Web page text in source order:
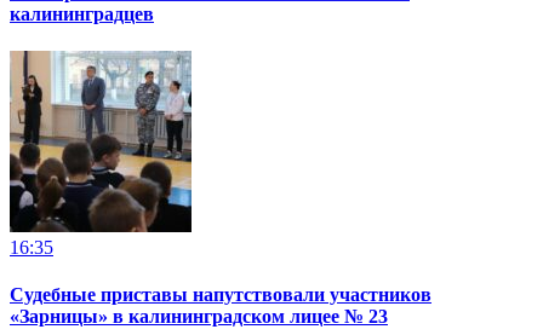
калининградцев
16:35
Судебные приставы напутствовали участников
«Зарницы» в калининградском лицее № 23